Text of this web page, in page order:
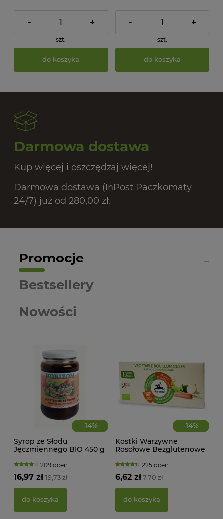
- +
szt.
do koszyka
- +
szt.
do koszyka
Darmowa dostawa
Kup więcej i oszczędzaj więcej!
Darmowa dostawa (InPost Paczkomaty
24/7) już od 280,00 zł.
Promocje
Nowości
Bestsellery
-14%
Syrop ze Słodu
Jęczmiennego BIO 450 g
209 ocen
19,73 zł
16,97 zł
do koszyka
-14%
Kostki Warzywne
Rosołowe Bezglutenowe
225 ocen
7,70 zł
6,62 zł
do koszyka